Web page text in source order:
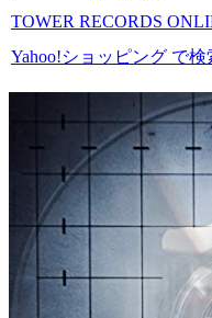
TOWER RECORDS
Yahoo!ショッピング で検